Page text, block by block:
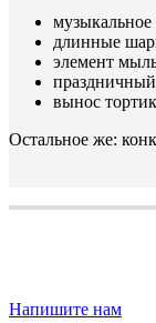
длинные
элемент
вынос
Остальное же:
Напишите нам